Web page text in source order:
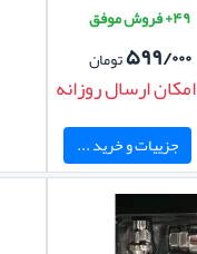
۴۹+ فروش موفق
۵۹۹/۰۰۰تومان
امکان ارسال روزانه
جزییات و خرید ...